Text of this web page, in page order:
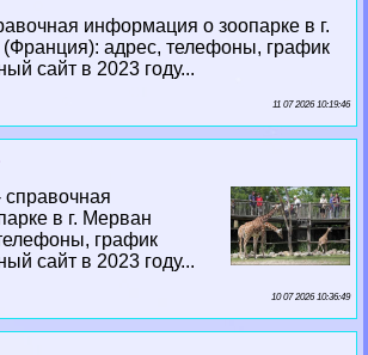
информация о зоопарке в г.
адрес, телефоны, график
сайт в 2023 году...
11 07 2026 10:19:46
в г. Мерван
график
сайт в 2023 году...
10 07 2026 10:36:49